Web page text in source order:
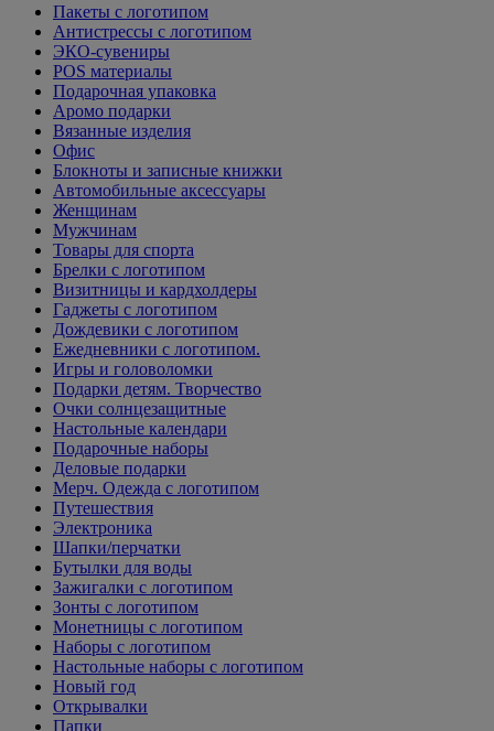
Пакеты с логотипом
Антистрессы с логотипом
ЭКО-сувениры
POS материалы
Подарочная упаковка
Аромо подарки
Вязанные изделия
Офис
Блокноты и записные книжки
Автомобильные аксессуары
Женщинам
Мужчинам
Товары для спорта
Брелки с логотипом
Визитницы и кардхолдеры
Гаджеты с логотипом
Дождевики с логотипом
Ежедневники с логотипом.
Игры и головоломки
Подарки детям. Творчество
Очки солнцезащитные
Настольные календари
Подарочные наборы
Деловые подарки
Мерч. Одежда с логотипом
Путешествия
Электроника
Шапки/перчатки
Бутылки для воды
Зажигалки с логотипом
Зонты с логотипом
Монетницы с логотипом
Наборы с логотипом
Настольные наборы с логотипом
Новый год
Открывалки
Папки